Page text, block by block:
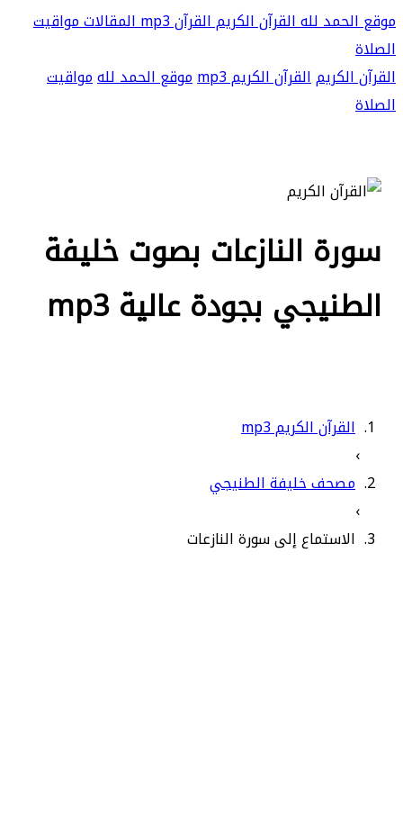
موقع الحمد للهالقرآن الكريمالقرآن mp3 المقالاتمواقيت
الصلاة
القرآن الكريمالقرآن الكريم mp3 موقع الحمد للهمواقيت
الصلاة
سورة النازعات بصوت خليفة
الطنيجي بجودة عالية mp3
القرآن الكريم mp3
›
مصحف خليفة الطنيجي
›
الاستماع إلى سورة النازعات